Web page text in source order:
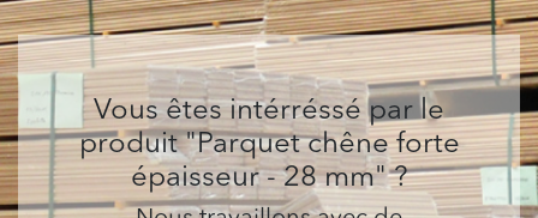
Vous êtes intérréssé par le
produit "Parquet chêne forte
épaisseur - 28 mm" ?